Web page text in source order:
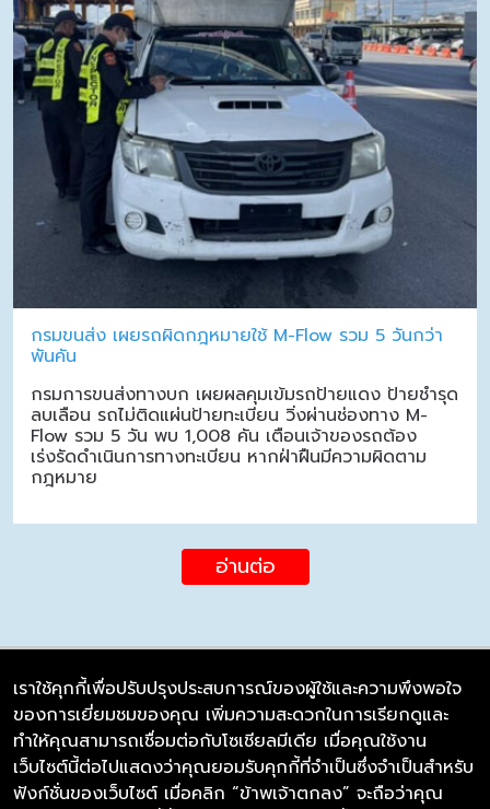
กรมขนส่ง เผยรถผิดกฎหมายใช้ M-Flow รวม 5 วันกว่า
พันคัน
กรมการขนส่งทางบก เผยผลคุมเข้มรถป้ายแดง ป้ายชำรุด
ลบเลือน รถไม่ติดแผ่นป้ายทะเบียน วิ่งผ่านช่องทาง M-
Flow รวม 5 วัน พบ 1,008 คัน เตือนเจ้าของรถต้อง
เร่งรัดดำเนินการทางทะเบียน หากฝ่าฝืนมีความผิดตาม
กฎหมาย
อ่านต่อ
บริษัท ซิมลิงค์ จำกัด
98/226 Bangrakyai-Baanmai Road,
Bangyai, Nonthaburi 11140
เราใช้คุกกี้เพื่อปรับปรุงประสบการณ์ของผู้ใช้และความพึงพอใจ
ของการเยี่ยมชมของคุณ เพิ่มความสะดวกในการเรียกดูและ
ทำให้คุณสามารถเชื่อมต่อกับโซเชียลมีเดีย เมื่อคุณใช้งาน
เว็บไซต์นี้ต่อไปแสดงว่าคุณยอมรับคุกกี้ที่จำเป็นซึ่งจำเป็นสำหรับ
ฟังก์ชั่นของเว็บไซต์ เมื่อคลิก “ข้าพเจ้าตกลง” จะถือว่าคุณ